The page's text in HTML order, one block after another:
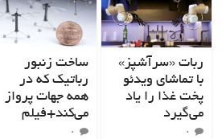
ربات «سرآشپز»
با تماشای ویدئو
پخت غذا را یاد
می‌گیرد
۰
ساخت زنبور
رباتیک که در
همه جهات پرواز
می‌کند+فیلم
۰